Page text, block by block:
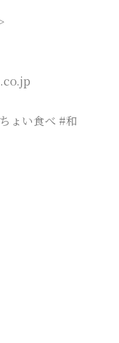
ょい食べ #和